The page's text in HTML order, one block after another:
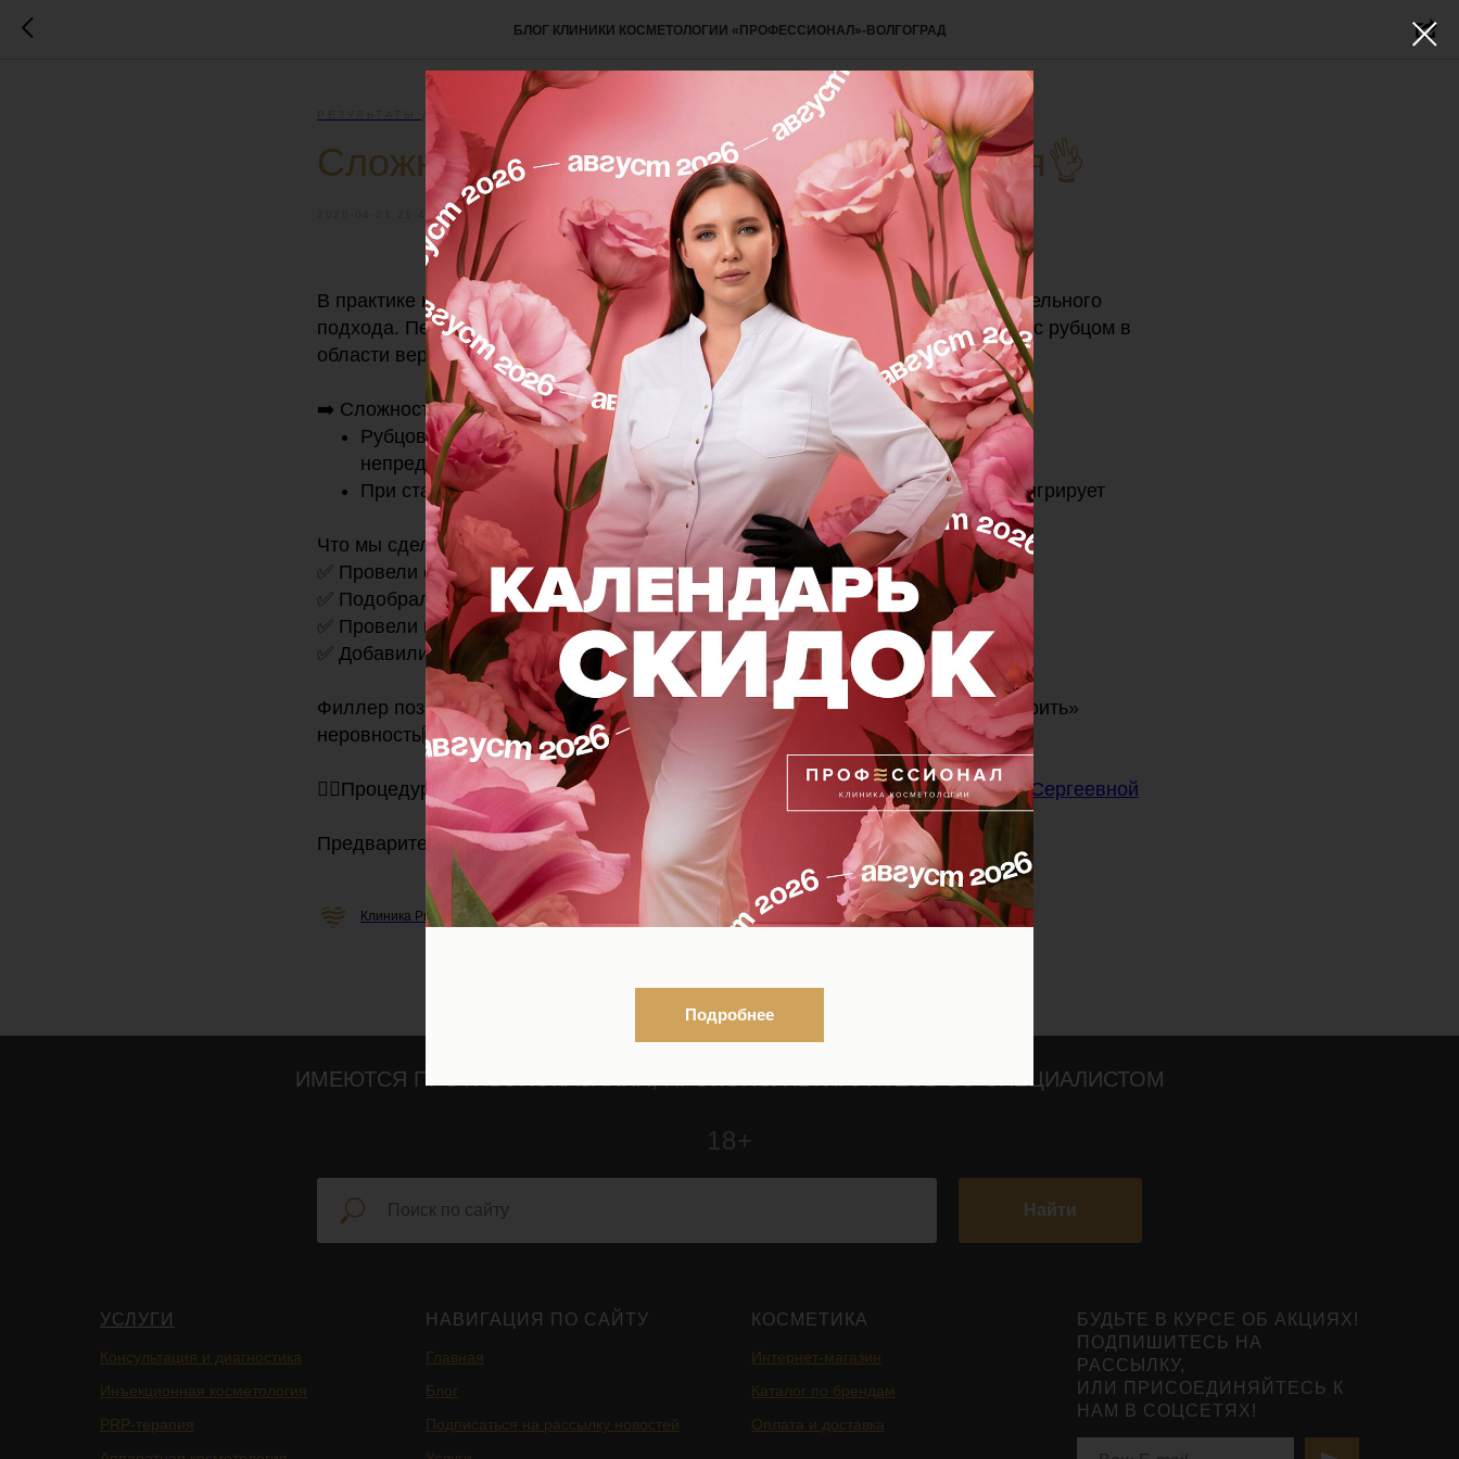
БЛОГ КЛИНИКИ КОСМЕТОЛОГИИ «ПРОФЕССИОНАЛ»-ВОЛГОГРАД
РЕЗУЛЬТАТЫ ДО / ПОСЛЕ
Сложный случай - наша специализация👌
В практике контурной пластики работа с рубцовыми изменениями требует отдельного
подхода. Перед нами стояла задача:скорректировать форму губ
у пациентки с рубцом в
области верхней губы.
➡️ Сложность заключалась в следующем:
Рубцовая ткань менее эластична, имеет изменённую структуру и может
непредсказуемо реагировать на введение филлера
При стандартной технике препарат либо ложится неравномерно, либо мигрирует
Что мы сделали:
✅ Провели очную консультацию с оценкой подвижности рубца
✅ Подобрали филлер повышенной плотности (для чёткой фиксации)
✅ Провели процедуру в обход рубцовых зон
✅ Добавили объём, с приоритетом на восстановление контура
Филлер позволяет компенсировать деформацию тканей и визуально «растворить»
неровность🙌
👩‍⚕️Процедура была выполнена врачом нашей клиники - Савиной Екатериной Сергеевной
Предварительно необходима консультация специалиста.
Клиника Professional-Волгоград
ИМЕЮТСЯ ПРОТИВОПОКАЗАНИЯ, ПРОКОНСУЛЬТИРУЙТЕСЬ СО СПЕЦИАЛИСТОМ
18+
Найти
УСЛУГИ
Консультация и диагностика
Инъекционная косметология
PRP-терапия
НАВИГАЦИЯ ПО САЙТУ
Главная
Блог
Подписаться на рассылку новостей
КОСМЕТИКА
Интернет-магазин
Каталог по брендам
Оплата и доставка
БУДЬТЕ В КУРСЕ ОБ АКЦИЯХ!
ПОДПИШИТЕСЬ НА
РАССЫЛКУ,
ИЛИ ПРИСОЕДИНЯЙТЕСЬ К
НАМ В СОЦСЕТЯХ!
Подробнее